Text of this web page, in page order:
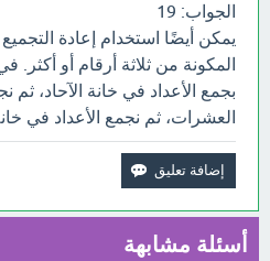
الجواب: 19
يمكن أيضًا استخدام إعادة
المكونة من ثلاثة أرقام أو أكثر.
بجمع الأعداد في خانة الآحاد، ثم
العشرات، ثم نجمع الأعداد في
أسئلة مشابهة